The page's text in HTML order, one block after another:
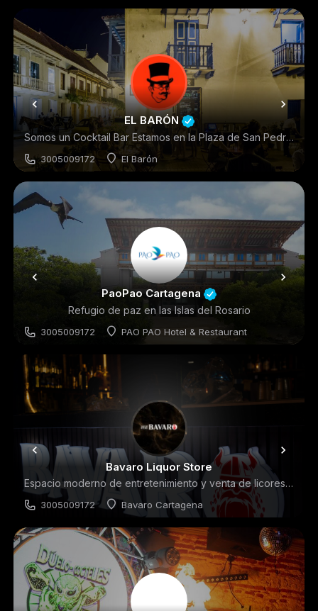
EL BARÓN
Somos un Cocktail Bar Estamos en la Plaza de San Pedro Claver Cartagena, Colombia
3005009172 El Barón
PaoPao Cartagena
Refugio de paz en las Islas del Rosario
3005009172 PAO PAO Hotel & Restaurant
Clubes de playa
Bavaro Liquor Store
Espacio moderno de entretenimiento y venta de licores ubicado en Cartagena de Indias
3005009172 Bavaro Cartagena
BARES